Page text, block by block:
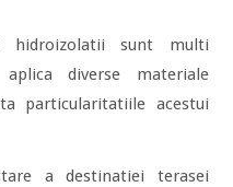
hidroizolatii sunt multi
aplica diverse materiale
particularitatiile acestui
a destinatiei terasei